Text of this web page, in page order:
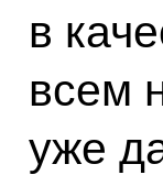
в
всем
уже